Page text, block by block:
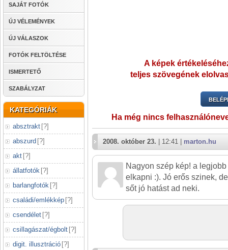
SAJÁT FOTÓK
ÚJ VÉLEMÉNYEK
ÚJ VÁLASZOK
FOTÓK FELTÖLTÉSE
ISMERTETŐ
SZABÁLYZAT
KATEGÓRIÁK
absztrakt [?]
abszurd [?]
akt [?]
állatfotók [?]
barlangfotók [?]
családi/emlékkép [?]
csendélet [?]
csillagászat/égbolt [?]
digit. illusztráció [?]
A képek
teljes szövegének
Ha még nincs
2008. október 23. | 12:41 | marton.hu
Nagyon szép kép! a
elkapni :). Jó erős szinek,
sőt jó hatást ad neki.